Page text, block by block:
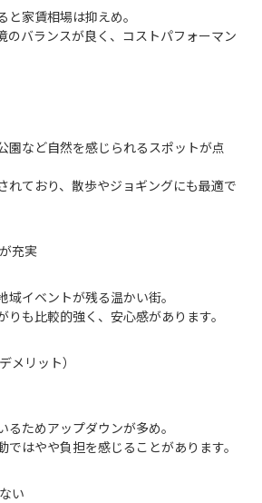
と家賃相場は抑えめ。
のバランスが良く、コストパフォーマン
園など自然を感じられるスポットが点
れており、散歩やジョギングにも最適で
充実
域イベントが残る温かい街。
りも比較的強く、安心感があります。
メリット）
るためアップダウンが多め。
ではやや負担を感じることがあります。
い